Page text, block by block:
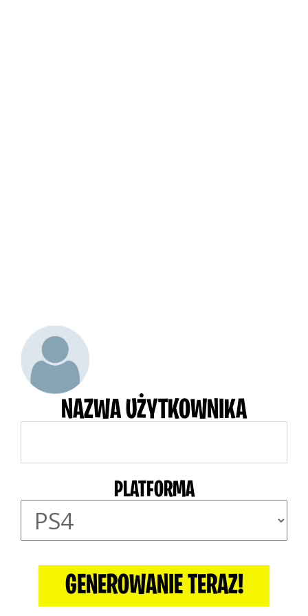
NAZWA UŻYTKOWNIKA
PLATFORMA
GENEROWANIE TERAZ!